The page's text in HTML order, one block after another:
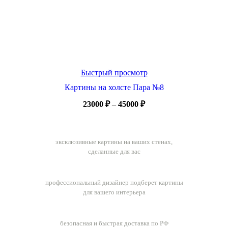
Быстрый просмотр
Картины на холсте Пара №8
23000 ₽ – 45000 ₽Диапазон
45000 ₽
эксклюзивные картины на ваших стенах,
сделанные для вас
профессиональный дизайнер подберет картины
для вашего интерьера
безопасная и быстрая доставка по РФ